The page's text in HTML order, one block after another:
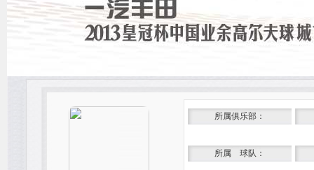
所属俱乐部：
所属 球队：